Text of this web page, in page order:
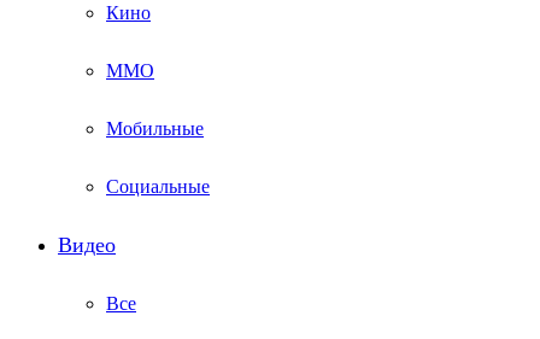
Кино
ММО
Мобильные
Социальные
Видео
Все